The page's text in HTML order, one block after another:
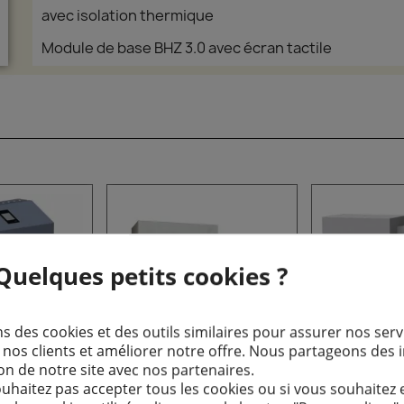
avec isolation thermique
Module de base BHZ 3.0 avec écran tactile
de
3.0
Aperçu rapide
Brunner BSG 01 -
Version accumulateur
Brunner
Version
petits cookies ?
des cookies et des outils similaires pour assurer nos
clients et améliorer notre offre. Nous partageons des
de notre site avec nos partenaires.
pas accepter tous les cookies ou si vous souhaitez